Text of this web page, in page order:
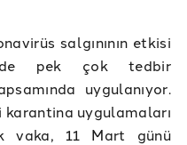
salgınının etkisi
pek çok tedbir
uygulanıyor.
karantina uygulamaları
vaka, 11 Mart günü